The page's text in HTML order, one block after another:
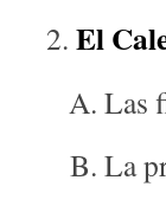
El
Las
La